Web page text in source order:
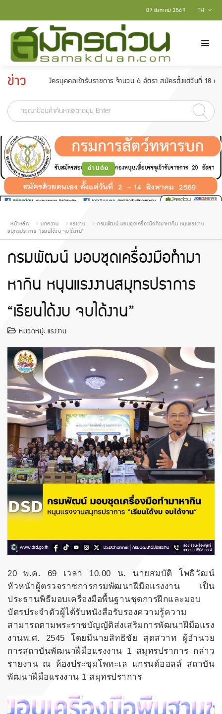
TH
07 สิงหาคม 2569
ข่าว
ประกาศ
สมัครบุคคลเข้ารับราชการ จำนวน 6 อัตรา สมัครตั้งแต่วันที่ 18 กุมภาพันธ์ -
-
อ่านต่อ
หน้าหลัก บทความ แรงงาน
กรมพัฒน์ มอบชุดเครื่องมือทำมาหากิน หนุนแรงงาน
สมุทรปราการ “เรียนได้งบ จบได้งาน”
กรมพัฒน์ มอบชุดเครื่องมือทำมา
หากิน หนุนแรงงานสมุทรปราการ
“เรียนได้งบ จบได้งาน”
หมวดหมู่: แรงงาน
20 พ.ค. 69 เวลา 10.00 น. นายสมบัติ โพธิวัฒน์
หัวหน้าผู้ตรวจราชการกรมพัฒนาฝีมือแรงงาน เป็น
ประธานพิธีมอบเครื่องมือพื้นฐานชุดการฝึกและมอบ
บัตรประจำตัวผู้ได้รับหนังสือรับรองความรู้ความ
สามารถตามพระราชบัญญัติส่งเสริมการพัฒนาฝีมือแรง
งานพ.ศ. 2545 โดยมีนายสิทธิชัย สุดสวาท ผู้อำนวย
การสถาบันพัฒนาฝีมือแรงงาน 1 สมุทรปราการ กล่าว
รายงาน ณ ห้องประชุมโพทะเล แกรนด์ฮอลล์ สถาบัน
พัฒนาฝีมือแรงงาน 1 สมุทรปราการ